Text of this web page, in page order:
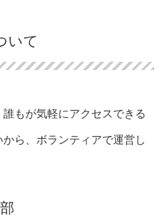
いて
誰もが気軽にアクセスできる
ら、ボランティアで運営し